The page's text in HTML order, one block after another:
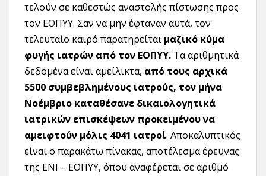
τελούν σε καθεστώς αναστολής πίστωσης προς
τον ΕΟΠΥΥ. Σαν να μην έφταναν αυτά, τον
τελευταίο καιρό παρατηρείται μαζικό κύμα
φυγής ιατρών από τον ΕΟΠΥΥ. Τα αριθμητικά
δεδομένα είναι αμείλικτα, από τους αρχικά
5500 συμβεβλημένους ιατρούς, τον μήνα
Νοέμβριο καταθέσανε δικαιολογητικά
ιατρικών επισκέψεων προκειμένου να
αμειφτούν μόλις 4041 ιατροί. Αποκαλυπτικός
είναι ο παρακάτω πίνακας, αποτέλεσμα έρευνας
της ΕΝΙ – ΕΟΠΥΥ, όπου αναφέρεται σε αριθμό